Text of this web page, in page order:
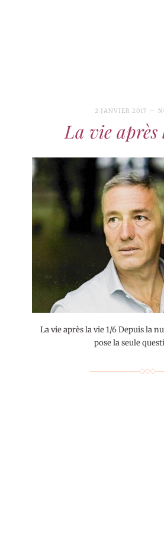
2 JANVIER 2017
La vie
La vie après la vie 1/6 Depuis la
pose la seule